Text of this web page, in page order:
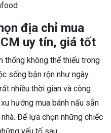
địa chỉ mua
uy tín, giá tốt
thống không thể thiếu trong
sống bận rộn như ngày
nhiều thời gian và công
hướng mua bánh nấu sẵn
Để lựa chọn những chiếc